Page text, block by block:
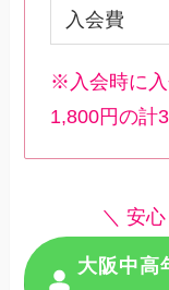
入会費
※入会時に
1,800円の計
＼ 安
大阪中高